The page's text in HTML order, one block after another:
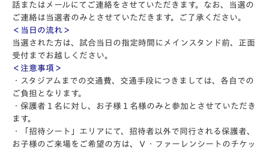
話またはメールにてご連絡をさせていただきます。なお、当選の
ご連絡は当選者のみとさせていただきます。ご了承ください。
＜当日の流れ＞
当選された方は、試合当日の指定時間にメインスタンド前、正面
受付までお越しください。
＜注意事項＞
・スタジアムまでの交通費、交通手段につきましては、各自での
ご負担となります。
・保護者１名に対し、お子様１名様のみと参加とさせていただき
ます。
・「招待シート」エリアにて、招待者以外で同行される保護者、
お子様のご来場をご希望の方は、Ｖ・ファーレンシートのチケッ